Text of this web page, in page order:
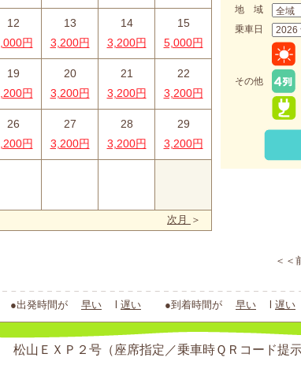
12
円
13
3,200円
14
3,200円
15
5,000円
19
円
20
3,200円
21
3,200円
22
3,200円
26
円
27
3,200円
28
3,200円
29
3,200円
次月 ＞
地 域
乗車日
その他
＜
発時間が 早い 遅い ●到着時間が 早い 遅い
松山ＥＸＰ２号（座席指定／乗車時ＱＲコード提